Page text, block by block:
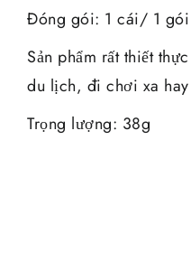
Đóng gói: 1 cái/ 1 gói
Sản phẩm rất thiết
du lịch, đi chơi xa
Trọng lượng: 38g